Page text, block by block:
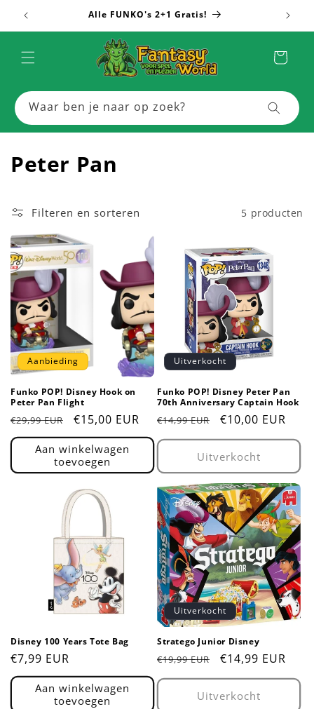
naar de
content
Alle FUNKO's 2+1 Gratis!
Winkelwagen
Waar ben je naar op zoek?
C
l
l
e
c
t
i
e
:
Peter Pan
Filteren en sorteren 5 producten
Aanbieding
Funko POP! Disney Hook on
Peter Pan Flight
Normale
prijs
€29,99 EUR Aanbiedingsprijs
€15,00 EUR
Aan winkelwagen
toevoegen
Uitverkocht
Funko POP! Disney Peter Pan
70th Anniversary Captain Hook
Normale
prijs
€14,99 EUR €10,00 EUR
Uitverkocht
Disney 100 Years Tote Bag
Normale
prijs
€7,99 EUR
Aan winkelwagen
toevoegen
Uitverkocht
Stratego Junior Disney
Normale
prijs
€19,99 EUR €14,99 EUR
Uitverkocht